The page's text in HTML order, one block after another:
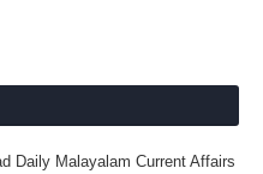
Daily Malayalam Current Affairs